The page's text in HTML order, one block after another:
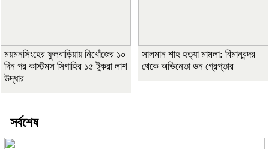
ময়মনসিংহের ফুলবাড়িয়ায় নিখোঁজের ১০
দিন পর কাস্টমস সিপাহির ১৫ টুকরা লাশ
উদ্ধার
সালমান শাহ হত্যা মামলা: বিমানবন্দর
থেকে অভিনেতা ডন গ্রেপ্তার
সর্বশেষ